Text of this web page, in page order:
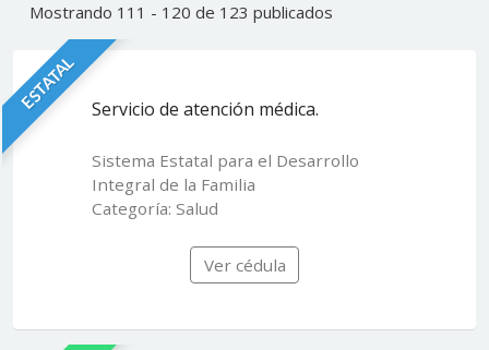
Mostrando 111 - 120 de 123 publicados
ESTATAL Servicio de atención médica.
Sistema Estatal para el Desarrollo
Integral de la Familia
Categoría: Salud
Ver cédula